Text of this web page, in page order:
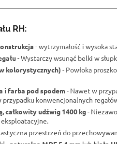
RH:
- wytrzymałość i wysoka
- Wystarczy wsunąć belki w
kolorystycznych) - Powłoka
i farba pod spodem- Nawet w
konwencjonalnych
całkowity udźwig 1400 kg-
przestrzeń do